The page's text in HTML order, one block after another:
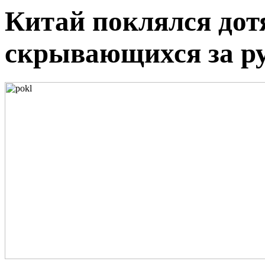
Китай поклялся
скрывающихся за